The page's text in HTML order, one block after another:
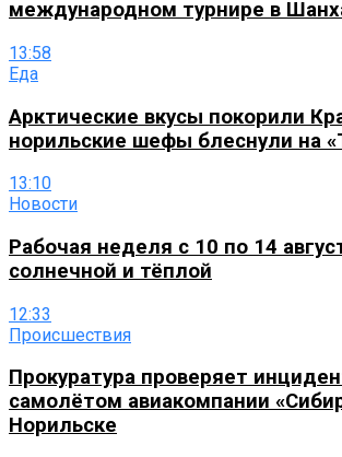
международном турнире в
13:58
Еда
Арктические вкусы покорили
норильские шефы блеснули на
13:10
Новости
Рабочая неделя с 10 по 14
солнечной и тёплой
12:33
Происшествия
Прокуратура проверяет
самолётом авиакомпании
Норильске